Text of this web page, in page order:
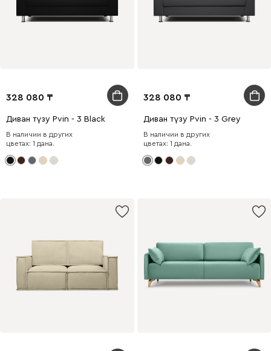
328 080
Диван түзу Рvin - 3 Black
В наличии в других
цветах: 1 дана.
328 080
Диван түзу Рvin - 3 Grey
В наличии в других
цветах: 1 дана.